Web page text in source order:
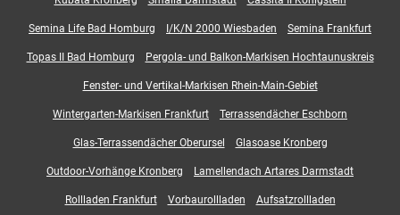
Semina Life Bad Homburg I/K/N 2000 Wiesbaden Semina Frankfurt
Topas II Bad Homburg Pergola- und Balkon-Markisen Hochtaunuskreis
Fenster- und Vertikal-Markisen Rhein-Main-Gebiet
Wintergarten-Markisen Frankfurt Terrassendächer Eschborn
Glas-Terrassendächer Oberursel Glasoase Kronberg
Outdoor-Vorhänge Kronberg Lamellendach Artares Darmstadt
Rollladen Frankfurt Vorbaurollladen Aufsatzrollladen